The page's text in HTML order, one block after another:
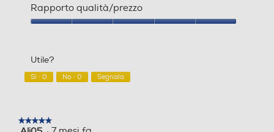
50
del
prodotto,
Rapporto qualità/prezzo
su
5
Utile?
Sì · 0 No · 0 Segnala
★★★★★
★★★★★
5